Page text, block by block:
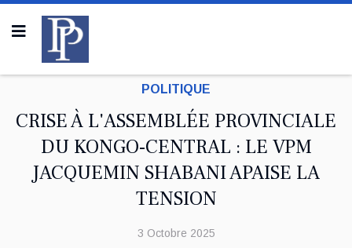
POLITIQUE
CRISE À L'ASSEMBLÉE PROVINCIALE
DU KONGO-CENTRAL : LE VPM
JACQUEMIN SHABANI APAISE LA
TENSION
3 Octobre 2025